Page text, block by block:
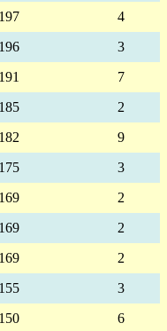
4
3
7
2
9
3
2
2
2
3
6